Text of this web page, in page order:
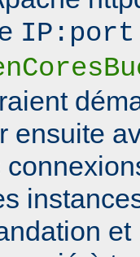
IP:port
ensuite